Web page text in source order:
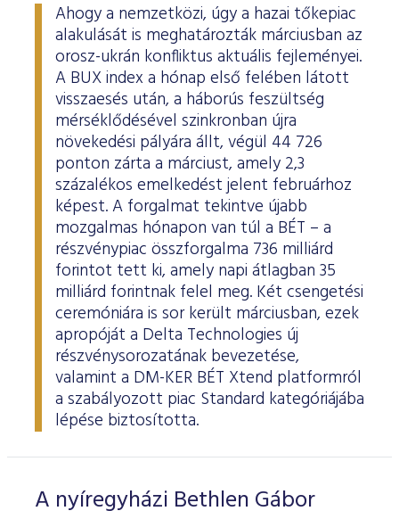
Ahogy a nemzetközi, úgy a hazai tőkepiac
alakulását is meghatározták márciusban az
orosz-ukrán konfliktus aktuális fejleményei.
A BUX index a hónap első felében látott
visszaesés után, a háborús feszültség
mérséklődésével szinkronban újra
növekedési pályára állt, végül 44 726
ponton zárta a márciust, amely 2,3
százalékos emelkedést jelent februárhoz
képest. A forgalmat tekintve újabb
mozgalmas hónapon van túl a BÉT – a
részvénypiac összforgalma 736 milliárd
forintot tett ki, amely napi átlagban 35
milliárd forintnak felel meg. Két csengetési
ceremóniára is sor került márciusban, ezek
apropóját a Delta Technologies új
részvénysorozatának bevezetése,
valamint a DM-KER BÉT Xtend platformról
a szabályozott piac Standard kategóriájába
lépése biztosította.
A nyíregyházi Bethlen Gábor